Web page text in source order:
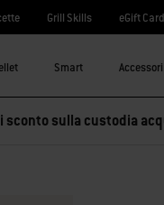
Grill Skills eGift Card
Smart Accessori
sconto sulla custodia